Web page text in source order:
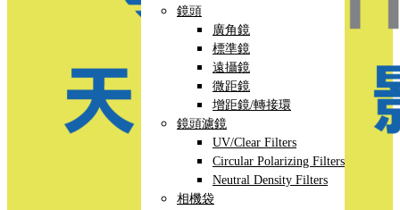
鏡頭
廣角鏡
標準鏡
遠攝鏡
微距鏡
增距鏡/轉接環
鏡頭濾鏡
UV/Clear Filters
Circular Polarizing Filters
Neutral Density Filters
相機袋